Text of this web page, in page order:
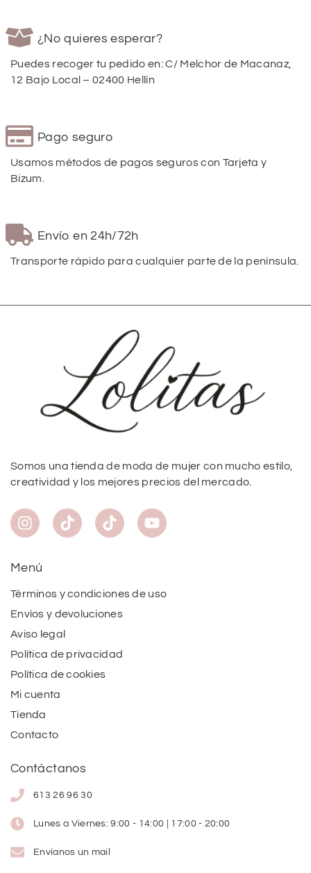
¿No quieres esperar?
Puedes recoger tu pedido en: C/ Melchor de Macanaz,
12 Bajo Local – 02400 Hellín
Pago seguro
Usamos métodos de pagos seguros con Tarjeta y
Bizum.
Envío en 24h/72h
Transporte rápido para cualquier parte de la península.
Somos una tienda de moda de mujer con mucho estilo,
creatividad y los mejores precios del mercado.
Menú
Términos y condiciones de uso
Envíos y devoluciones
Aviso legal
Política de privacidad
Política de cookies
Mi cuenta
Tienda
Contacto
Contáctanos
613 26 96 30
Lunes a Viernes: 9:00 - 14:00 | 17:00 - 20:00
Envíanos un mail